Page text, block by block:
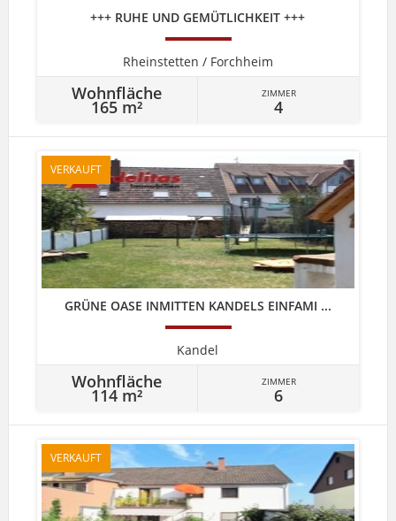
+++ RUHE UND GEMÜTLICHKEIT +++
Rheinstetten / Forchheim
Wohnfläche
165 m²
ZIMMER
4
VERKAUFT
GRÜNE OASE INMITTEN KANDELS EINFAMI ...
Kandel
Wohnfläche
114 m²
ZIMMER
6
VERKAUFT